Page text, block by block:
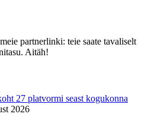
partnerlinki: teie saate tavaliselt
Aitäh!
27 platvormi seast kogukonna
2026